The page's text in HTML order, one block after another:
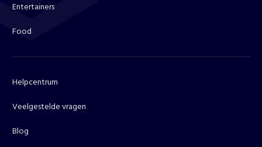
Entertainers
Food
Helpcentrum
Veelgestelde vragen
Blog